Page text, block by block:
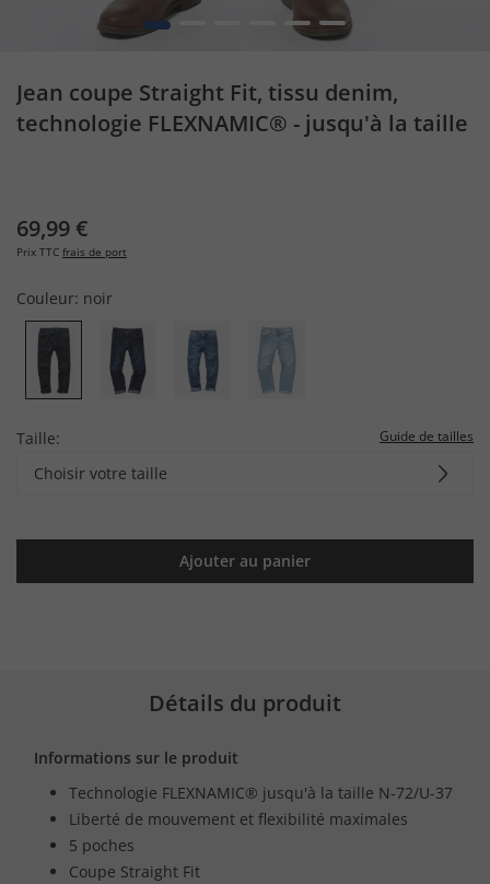
1 5 6
Jean coupe Straight Fit, tissu denim,
technologie FLEXNAMIC® - jusqu'à la taille
69,99 €
Prix TTC frais de port
Couleur: noir
Taille: Guide de tailles
Choisir votre taille
Ajouter au panier
Détails du produit
Informations sur le produit
Technologie FLEXNAMIC® jusqu'à la taille N-72/U-37
Liberté de mouvement et flexibilité maximales
5 poches
Coupe Straight Fit